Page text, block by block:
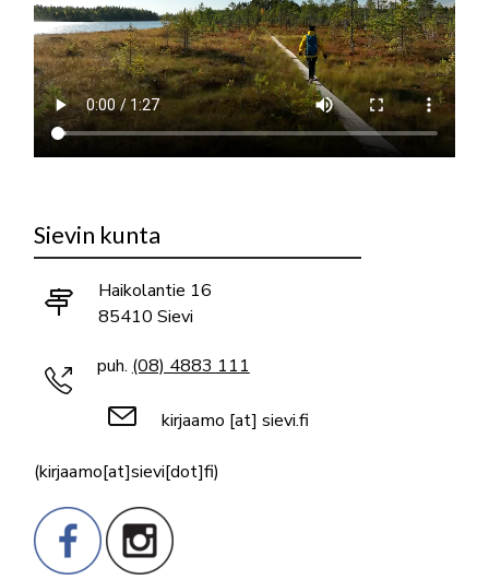
Sievin kunta
Haikolantie 16
85410 Sievi
puh. (08) 4883 111
kirjaamo [at] sievi.fi
(kirjaamo[at]sievi[dot]fi)